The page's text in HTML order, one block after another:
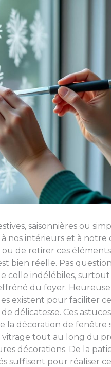
saisonnières ou
nos intérieurs et à notre
de retirer ces
bien réelle. Pas
colle indélébiles,
du foyer.
existent pour faciliter
délicatesse. Ces
la décoration de fenêtre
vitrage tout au long du
décorations. De la
suffisent pour réaliser